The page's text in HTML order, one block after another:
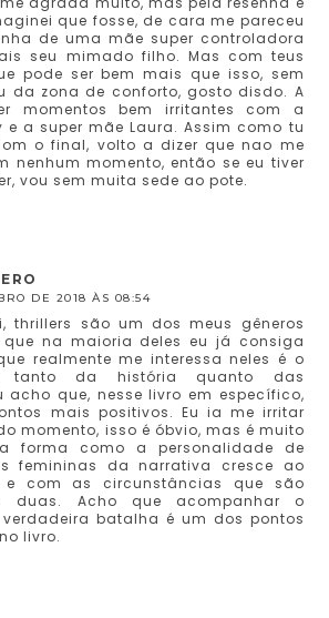
que fosse, de cara me pareceu
de uma mãe super controladora
seu mimado filho. Mas com teus
pode ser bem mais que isso, sem
da zona de conforto, gosto disdo. A
momentos bem irritantes com a
e a super mãe Laura. Assim como tu
o final, volto a dizer que nao me
nenhum momento, então se eu tiver
vou sem muita sede ao pote.
DE 2018 ÀS 08:54
thrillers são um dos meus gêneros
que na maioria deles eu já consiga
realmente me interessa neles é o
tanto da história quanto das
acho que, nesse livro em específico,
mais positivos. Eu ia me irritar
momento, isso é óbvio, mas é muito
forma como a personalidade de
femininas da narrativa cresce ao
com as circunstâncias que são
duas. Acho que acompanhar o
batalha é um dos pontos
livro.